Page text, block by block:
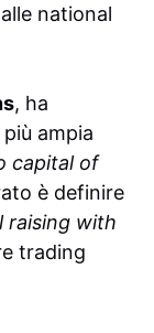
national
, ha
ampia
capital of
è definire
raising with
trading